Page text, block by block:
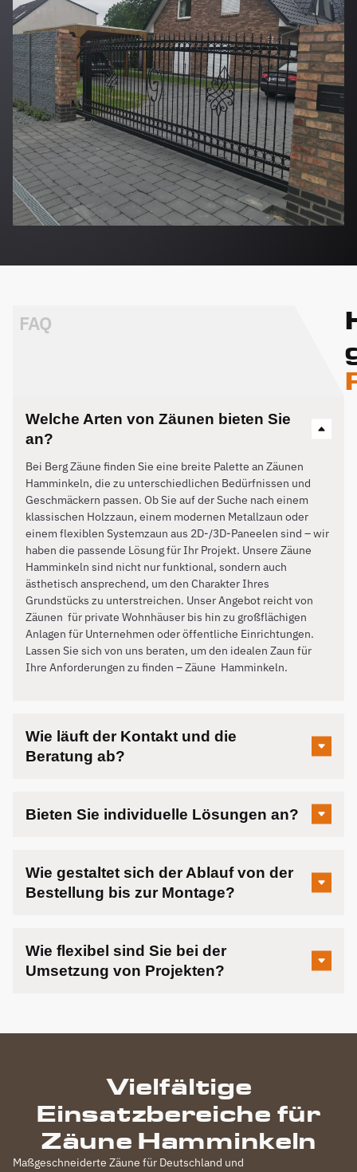
FAQ
Welche Arten von Zäunen bieten Sie
an?
Bei Berg Zäune finden Sie eine breite Palette an Zäunen
Hamminkeln, die zu unterschiedlichen Bedürfnissen und
Geschmäckern passen. Ob Sie auf der Suche nach einem
klassischen Holzzaun, einem modernen Metallzaun oder
einem flexiblen Systemzaun aus 2D-/3D-Paneelen sind – wir
haben die passende Lösung für Ihr Projekt. Unsere Zäune
Hamminkeln sind nicht nur funktional, sondern auch
ästhetisch ansprechend, um den Charakter Ihres
Grundstücks zu unterstreichen. Unser Angebot reicht von
Zäunen für private Wohnhäuser bis hin zu großflächigen
Anlagen für Unternehmen oder öffentliche Einrichtungen.
Lassen Sie sich von uns beraten, um den idealen Zaun für
Ihre Anforderungen zu finden – Zäune Hamminkeln.
Wie läuft der Kontakt und die
Beratung ab?
Bieten Sie individuelle Lösungen an?
Wie gestaltet sich der Ablauf von der
Bestellung bis zur Montage?
Wie flexibel sind Sie bei der
Umsetzung von Projekten?
Vielfältige
Einsatzbereiche für
Zäune Hamminkeln
Maßgeschneiderte Zäune für Deutschland und